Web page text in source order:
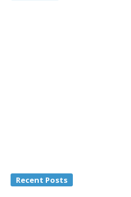
Recent Posts